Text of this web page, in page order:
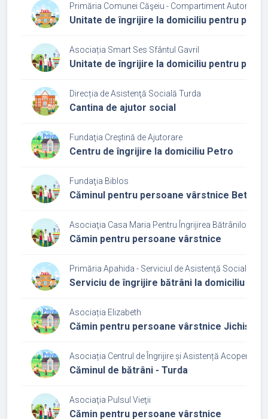
Primăria Comunei Căşeiu - Compartiment Autoritate
Unitate de îngrijire la domiciliu pentru
Asociația Smart Ses Sfântul Gavril
Unitate de îngrijire la domiciliu pentru
Direcția de Asistenţă Socială Turda
Cantina de ajutor social
Fundaţia Creştină de Ajutorare
Centru de îngrijire la domiciliu Petro
Fundaţia Biblos
Căminul pentru persoane vârstnice
Asociaţia Casa Maria Pentru Îngrijirea Bătrânilor
Cămin pentru persoane vârstnice
Primăria Apahida - Serviciul de Asistenţă Socială
Serviciu de îngrijire bătrâni la domiciliu
Asociația Elizabeth
Cămin pentru persoane vârstnice Jichișu
Asociația Centrul de Îngrijire și Asistență
Căminul de bătrâni - Turda
Asociaţia Pulsul Vieţii
Cămin pentru persoane vârstnice